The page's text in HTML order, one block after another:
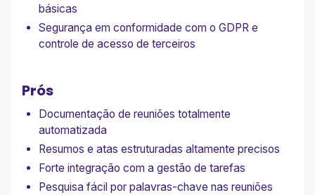
básicas
Segurança em conformidade com o GDPR e
controle de acesso de terceiros
Prós
Documentação de reuniões totalmente
automatizada
Resumos e atas estruturadas altamente precisos
Forte integração com a gestão de tarefas
Pesquisa fácil por palavras-chave nas reuniões